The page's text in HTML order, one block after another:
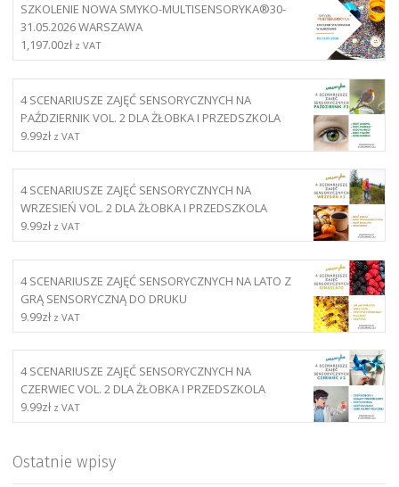
SZKOLENIE NOWA SMYKO-MULTISENSORYKA®30-
31.05.2026 WARSZAWA
1,197.00zł z VAT
4 SCENARIUSZE ZAJĘĆ SENSORYCZNYCH NA
PAŹDZIERNIK VOL. 2 DLA ŻŁOBKA I PRZEDSZKOLA
9.99zł z VAT
4 SCENARIUSZE ZAJĘĆ SENSORYCZNYCH NA
WRZESIEŃ VOL. 2 DLA ŻŁOBKA I PRZEDSZKOLA
9.99zł z VAT
4 SCENARIUSZE ZAJĘĆ SENSORYCZNYCH NA LATO Z
GRĄ SENSORYCZNĄ DO DRUKU
9.99zł z VAT
4 SCENARIUSZE ZAJĘĆ SENSORYCZNYCH NA
CZERWIEC VOL. 2 DLA ŻŁOBKA I PRZEDSZKOLA
9.99zł z VAT
Ostatnie wpisy